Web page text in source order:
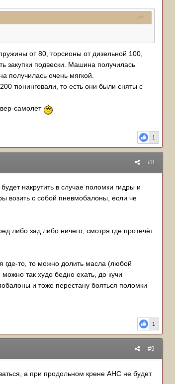
от 80, торсионы от дизельной 100,
закупки подвески. Машина получилась
получилась очень мягкой.
тюнинговали, то есть они были сняты с
самолет
1
#8
накрутить в случае поломки гидры и
возить с собой пневмобалоны, если че
либо зад либо ничего, смотря где протечёт.
где-то, то можно долить масла (любой
так худо бедно ехать, до кучи
и тоже перестану бояться поломки
1
#9
а при продольном крене AHC не будет